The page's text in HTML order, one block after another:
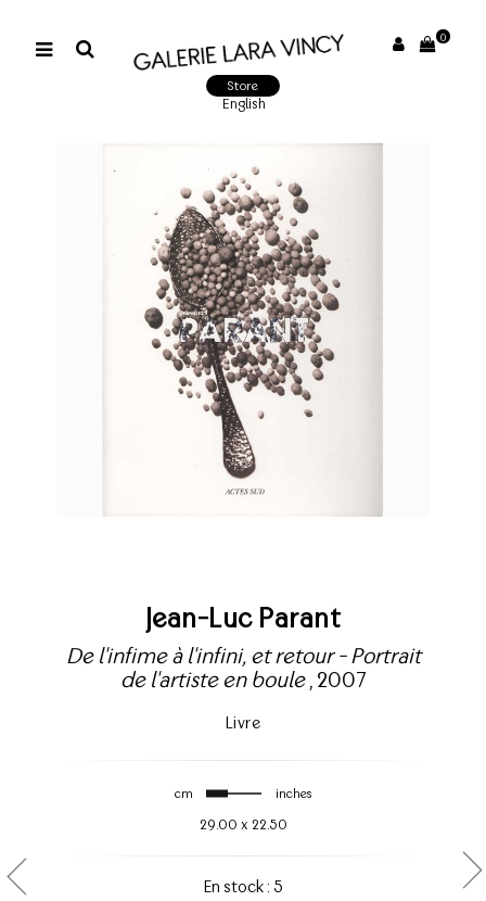
0
Store
English
Jean-Luc Parant
De l'infime à l'infini, et retour - Portrait
de l'artiste en boule, 2007
Livre
cm inches
29.00 x 22.50
En stock : 5